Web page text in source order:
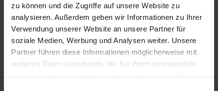
zu können und die Zugriffe auf unsere Website zu
analysieren. Außerdem geben wir Informationen zu Ihrer
Verwendung unserer Website an unsere Partner für
soziale Medien, Werbung und Analysen weiter. Unsere
Partner führen diese Informationen möglicherweise mit
weiteren Daten zusammen, die Sie ihnen bereitgestellt
Eschenauer & Partner Immobilien
Immobilienmakler HEIDELBERG
Immobilien Heidelberg
Akademiestraße 1, 69117 Heidelberg
Tel.:06221 - 67 26 077
Mail: info@eschenauer-partner.de